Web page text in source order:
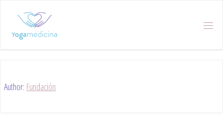
Author: Fundación